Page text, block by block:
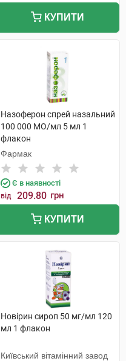
КУПИТИ
Назоферон спрей назальний
100 000 МО/мл 5 мл 1
флакон
Фармак
Є в наявності
від 209.80 грн
КУПИТИ
Новірин сироп 50 мг/мл 120
мл 1 флакон
Київський вітамінний завод